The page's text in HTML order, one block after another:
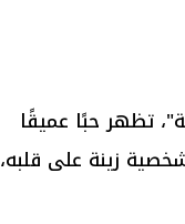
تظهر حبًا عميقًا
زينة على قلبه،